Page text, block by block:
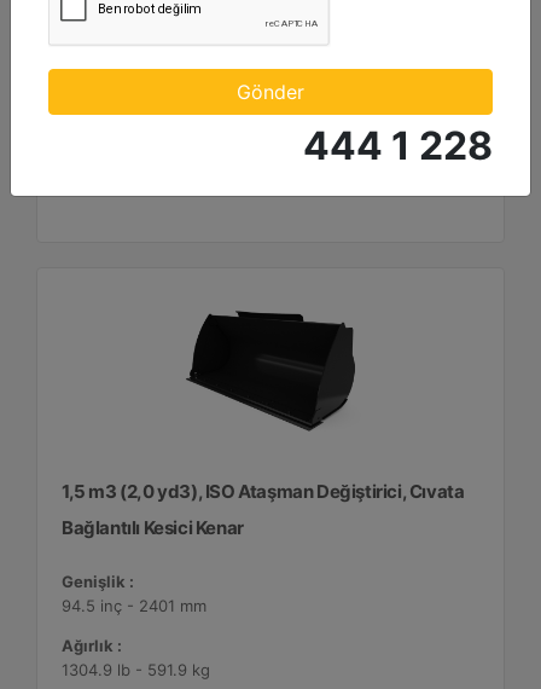
Ağırlık :
1213 lb - 550.2 kg
1,5 m3 (2,0 yd3), ISO Ataşman Değiştirici, Cıvata
Bağlantılı Kesici Kenar
Genişlik :
94.5 inç - 2401 mm
Ağırlık :
1304.9 lb - 591.9 kg
Gönder
444 1 228